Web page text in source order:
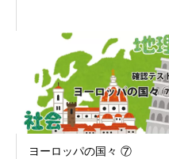
ヨーロッパの国々 ⑦